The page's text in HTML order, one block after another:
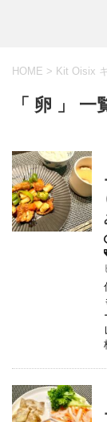
HOME > Kit Oisix
「 卵 」 一